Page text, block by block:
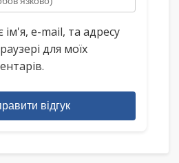
ім'я, e-mail, та адресу
для моїх
відгук